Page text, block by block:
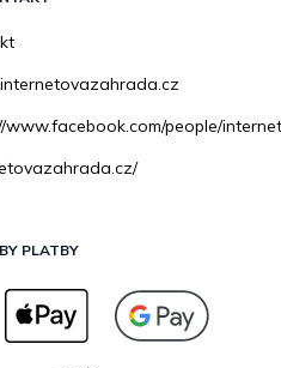
internetovazahrada.cz
www.facebook.com/people/
PLATBY